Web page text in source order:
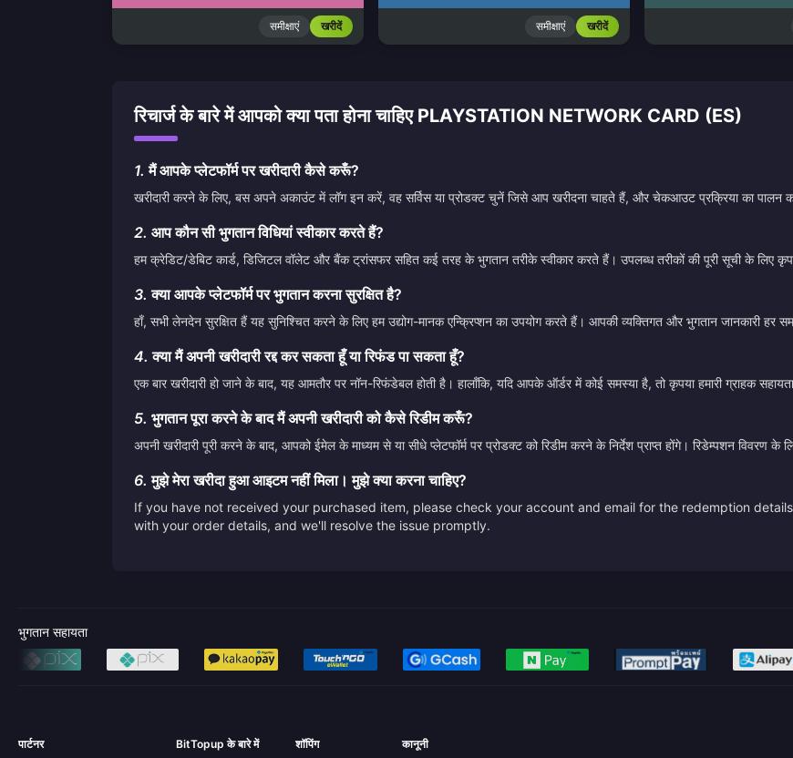
समीक्षाएं खरीदें समीक्षाएं खरीदें
रिचार्ज के बारे में आपको क्या पता होना चाहिए PLAYSTATION NETWORK CARD (ES)
1. मैं आपके प्लेटफॉर्म पर खरीदारी कैसे करूँ?
खरीदारी करने के लिए, बस अपने अकाउंट में लॉग इन करें, वह सर्विस या प्रोडक्ट चुनें जिसे आप खरीदना चाहते हैं, और चेकआउट प्रक्रिया का पालन
2. आप कौन सी भुगतान विधियां स्वीकार करते हैं?
हम क्रेडिट/डेबिट कार्ड, डिजिटल वॉलेट और बैंक ट्रांसफर सहित कई तरह के भुगतान तरीके स्वीकार करते हैं। उपलब्ध तरीकों की पूरी सूची के लिए
3. क्या आपके प्लेटफॉर्म पर भुगतान करना सुरक्षित है?
हाँ, सभी लेनदेन सुरक्षित हैं यह सुनिश्चित करने के लिए हम उद्योग-मानक एन्क्रिप्शन का उपयोग करते हैं। आपकी व्यक्तिगत और भुगतान जानकारी हर
4. क्या मैं अपनी खरीदारी रद्द कर सकता हूँ या रिफंड पा सकता हूँ?
एक बार खरीदारी हो जाने के बाद, यह आमतौर पर नॉन-रिफंडेबल होती है। हालाँकि, यदि आपके ऑर्डर में कोई समस्या है, तो कृपया हमारी ग्राहक
5. भुगतान पूरा करने के बाद मैं अपनी खरीदारी को कैसे रिडीम करूँ?
अपनी खरीदारी पूरी करने के बाद, आपको ईमेल के माध्यम से या सीधे प्लेटफॉर्म पर प्रोडक्ट को रिडीम करने के निर्देश प्राप्त होंगे। रिडेम्पशन विवरण
6. मुझे मेरा खरीदा हुआ आइटम नहीं मिला। मुझे क्या करना चाहिए?
If you have not received your purchased item, please check your account and email for the redemption
with your order details, and we'll resolve the issue promptly.
भुगतान सहायता
पार्टनर BitTopup के बारे में शॉपिंग कानूनी